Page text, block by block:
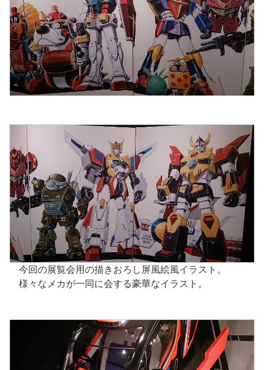
今回の展覧会用の描きおろし屏風絵風イラスト。
様々なメカが一同に会する豪華なイラスト。